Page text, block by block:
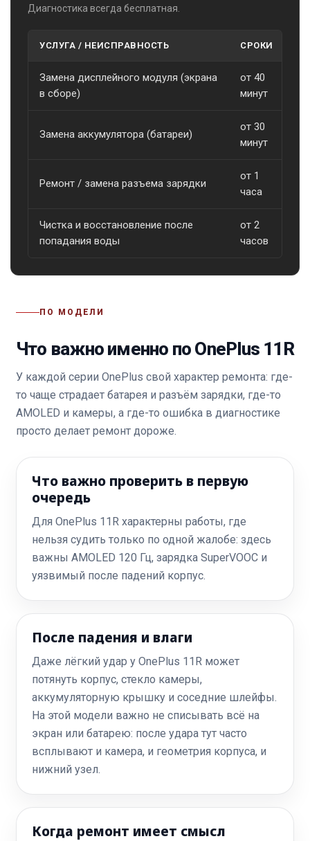
Диагностика всегда бесплатная.
УСЛУГА / НЕИСПРАВНОСТЬ СРОКИ
Замена дисплейного модуля (экрана
в сборе)
от 40
минут
Замена аккумулятора (батареи)
от 30
минут
Ремонт / замена разъема зарядки
от 1
часа
Чистка и восстановление после
попадания воды
от 2
часов
ПО МОДЕЛИ
Что важно именно по OnePlus 11R
У каждой серии OnePlus свой характер ремонта: где-
то чаще страдает батарея и разъём зарядки, где-то
AMOLED и камеры, а где-то ошибка в диагностике
просто делает ремонт дороже.
Что важно проверить в первую
очередь
Для OnePlus 11R характерны работы, где
нельзя судить только по одной жалобе: здесь
важны AMOLED 120 Гц, зарядка SuperVOOC и
уязвимый после падений корпус.
После падения и влаги
Даже лёгкий удар у OnePlus 11R может
потянуть корпус, стекло камеры,
аккумуляторную крышку и соседние шлейфы.
На этой модели важно не списывать всё на
экран или батарею: после удара тут часто
всплывают и камера, и геометрия корпуса, и
нижний узел.
Когда ремонт имеет смысл